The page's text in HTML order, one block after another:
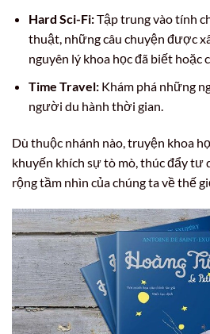
Hard Sci-Fi:Tập trung vào tính
thuật, những câu chuyện được
nguyên lý khoa học đã biết hoặc
Time Travel:Khám phá những
người du hành thời gian.
Dù thuộc nhánh nào, truyện khoa
khuyến khích sự tò mò, thúc đẩy tư
rộng tầm nhìn của chúng ta về thế